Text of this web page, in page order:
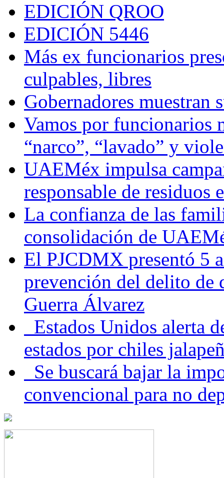
EDICIÓN QROO
EDICIÓN 5446
Más ex funcionarios
culpables, libres
Gobernadores muestran
Vamos por funcionarios
“narco”, “lavado” y
UAEMéx impulsa
responsable de residuos
La confianza de las
consolidación de
El PJCDMX presentó 5
prevención del delito de
Guerra Álvarez
Estados Unidos alerta
estados por chiles
Se buscará bajar la
convencional para no